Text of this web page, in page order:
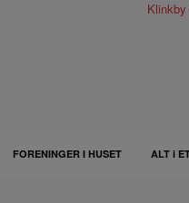
FORENINGER I HUSET ALT i